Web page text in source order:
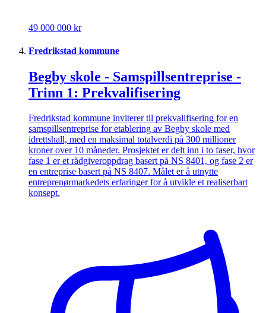
49 000 000 kr
Fredrikstad kommune
Begby skole - Samspillsentreprise -
Trinn 1: Prekvalifisering
Fredrikstad kommune inviterer til prekvalifisering for en
samspillsentreprise for etablering av Begby skole med
idrettshall, med en maksimal totalverdi på 300 millioner
kroner over 10 måneder. Prosjektet er delt inn i to faser, hvor
fase 1 er et rådgiveroppdrag basert på NS 8401, og fase 2 er
en entreprise basert på NS 8407. Målet er å utnytte
entreprenørmarkedets erfaringer for å utvikle et realiserbart
konsept.